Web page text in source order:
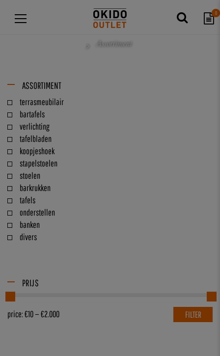
0
Assortiment
ASSORTIMENT
terrasmeubilair
bartafels
verlichting
tafelbladen
koopjeshoek
stapelstoelen
stoelen
barkrukken
tafels
onderstellen
banken
divers
PRIJS
FILTER
price:€10—€2.000